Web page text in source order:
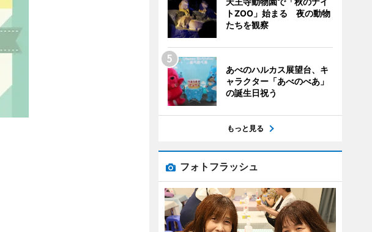
トZOO」始まる 夜の動物
たちを観察
あべのハルカス展望台、キ
ャラクター「あべのべあ」
の誕生日祝う
もっと見る
フォトフラッシュ